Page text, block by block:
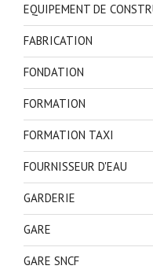
EQUIPEMENT DE
FABRICATION
FONDATION
FORMATION
FORMATION TAXI
FOURNISSEUR D'EAU
GARDERIE
GARE
GARE SNCF